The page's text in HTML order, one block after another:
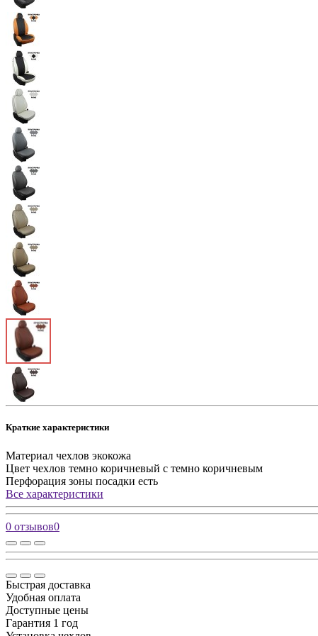
Краткие характеристики
Материал чехлов экокожа
Цвет чехлов темно коричневый с темно коричневым
Перфорация зоны посадки есть
Все характеристики
0 отзывов0
Быстрая доставка
Удобная оплата
Доступные цены
Гарантия 1 год